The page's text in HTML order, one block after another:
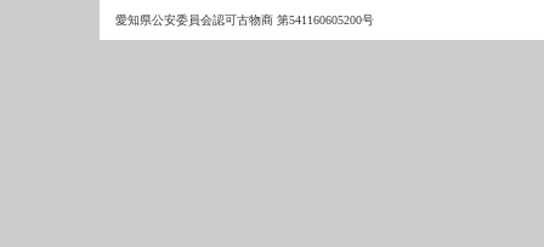
愛知県公安委員会認可古物商 第541160605200号